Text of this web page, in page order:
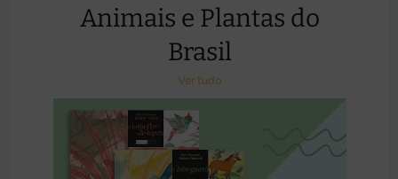
Animais e Plantas do
Brasil
Ver tudo